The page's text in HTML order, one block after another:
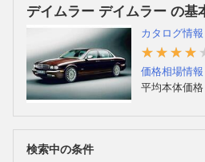
デイムラー デイムラー の基
カタログ情報
価格相場情報
平均本体価格
検索中の条件